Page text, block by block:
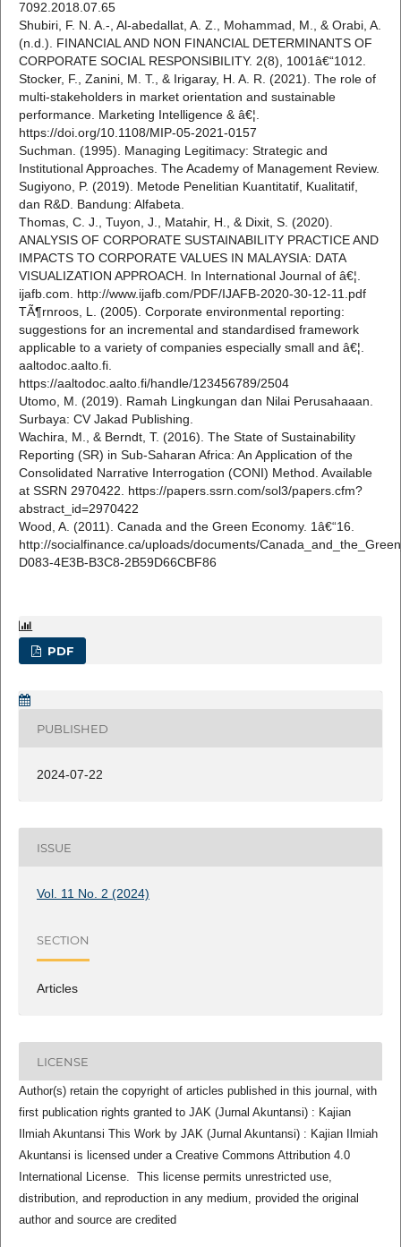
7092.2018.07.65
Shubiri, F. N. A.-, Al-abedallat, A. Z., Mohammad, M., & Orabi, A.
(n.d.). FINANCIAL AND NON FINANCIAL DETERMINANTS OF
CORPORATE SOCIAL RESPONSIBILITY. 2(8), 1001â€“1012.
Stocker, F., Zanini, M. T., & Irigaray, H. A. R. (2021). The role of
multi-stakeholders in market orientation and sustainable
performance. Marketing Intelligence & â€¦.
https://doi.org/10.1108/MIP-05-2021-0157
Suchman. (1995). Managing Legitimacy: Strategic and
Institutional Approaches. The Academy of Management Review.
Sugiyono, P. (2019). Metode Penelitian Kuantitatif, Kualitatif,
dan R&D. Bandung: Alfabeta.
Thomas, C. J., Tuyon, J., Matahir, H., & Dixit, S. (2020).
ANALYSIS OF CORPORATE SUSTAINABILITY PRACTICE AND
IMPACTS TO CORPORATE VALUES IN MALAYSIA: DATA
VISUALIZATION APPROACH. In International Journal of â€¦.
ijafb.com. http://www.ijafb.com/PDF/IJAFB-2020-30-12-11.pdf
TÃ¶rnroos, L. (2005). Corporate environmental reporting:
suggestions for an incremental and standardised framework
applicable to a variety of companies especially small and â€¦.
aaltodoc.aalto.fi.
https://aaltodoc.aalto.fi/handle/123456789/2504
Utomo, M. (2019). Ramah Lingkungan dan Nilai Perusahaaan.
Surbaya: CV Jakad Publishing.
Wachira, M., & Berndt, T. (2016). The State of Sustainability
Reporting (SR) in Sub-Saharan Africa: An Application of the
Consolidated Narrative Interrogation (CONI) Method. Available
at SSRN 2970422. https://papers.ssrn.com/sol3/papers.cfm?
abstract_id=2970422
Wood, A. (2011). Canada and the Green Economy. 1â€“16.
http://socialfinance.ca/uploads/documents/
D083-4E3B-B3C8-2B59D66CBF86
PDF
PUBLISHED
2024-07-22
ISSUE
Vol. 11 No. 2 (2024)
SECTION
Articles
LICENSE
Author(s) retain the copyright of articles published in this journal, with
first publication rights granted to JAK (Jurnal Akuntansi) : Kajian
Ilmiah Akuntansi This Work by JAK (Jurnal Akuntansi) : Kajian Ilmiah
Akuntansi is licensed under a Creative Commons Attribution 4.0
International License. This license permits unrestricted use,
distribution, and reproduction in any medium, provided the original
author and source are credited